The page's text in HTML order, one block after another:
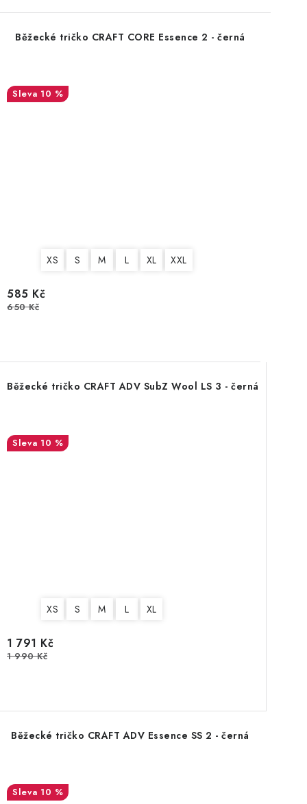
Běžecké tričko CRAFT CORE Essence 2 - černá
10 %
XS S M L XL XXL
585 Kč
650 Kč
Běžecké tričko CRAFT ADV SubZ Wool LS 3 - černá
10 %
XS S M L XL
1 791 Kč
1 990 Kč
Běžecké tričko CRAFT ADV Essence SS 2 - černá
10 %